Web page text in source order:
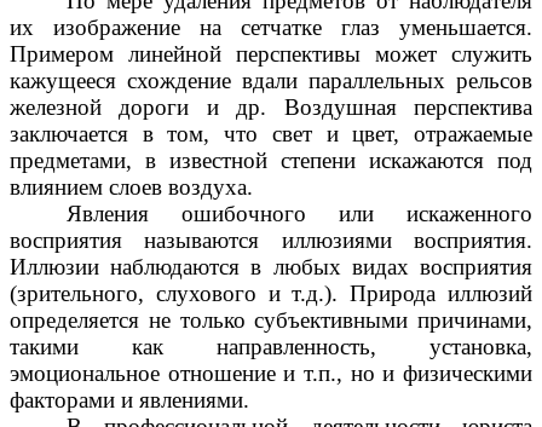
их изображение на сетчатке глаз уменьшается.
Примером линейной перспективы может служить
кажущееся схождение вдали параллельных рельсов
железной дороги и др. Воздушная перспектива
заключается в том, что свет и цвет, отражаемые
предметами, в известной степени искажаются под
влиянием слоев воздуха.
Явления ошибочного или искаженного
восприятия называются иллюзиями восприятия.
Иллюзии наблюдаются в любых видах восприятия
(зрительного, слухового и т.д.). Природа иллюзий
определяется не только субъективными причинами,
такими как направленность, установка,
эмоциональное отношение и т.п., но и физическими
факторами и явлениями.